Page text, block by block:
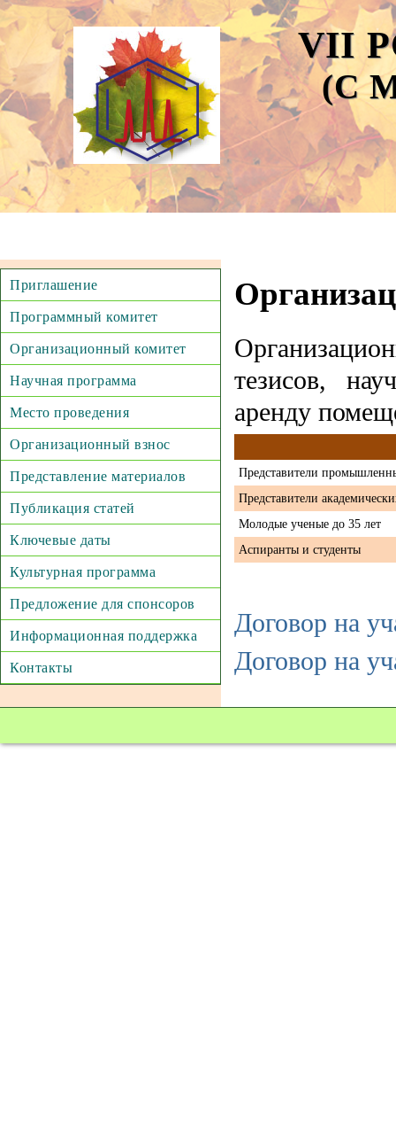
VII
(С
Приглашение
Программный комитет
Организационный комитет
Научная программа
Место проведения
Организационный взнос
Представление материалов
Публикация статей
Ключевые даты
Культурная программа
Предложение для спонсоров
Информационная поддержка
Контакты
тезисов,
аренду
Представители
Представители
Молодые ученые до 35 лет
Аспиранты и студенты
Договор на
Договор на